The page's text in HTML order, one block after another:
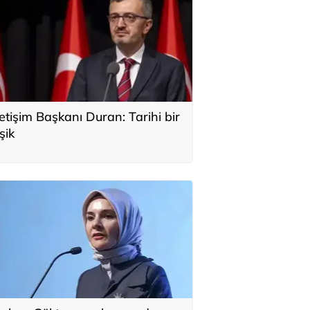
Başkanı Duran: Tarihi bir